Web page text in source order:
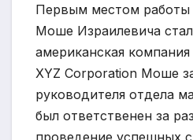
Первым местом работы
Моше Израилевича
американская
XYZ Corporation Моше
руководителя отдела
был ответственен за
проведение успешных